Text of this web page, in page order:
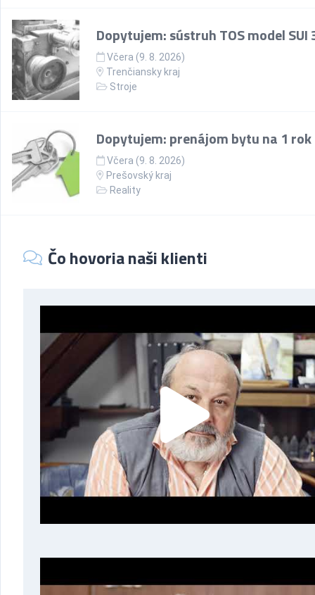
Dopytujem: sústruh TOS model SUI
Včera (9. 8. 2026)
Trenčiansky kraj
Stroje
Dopytujem: prenájom bytu na 1 rok
Včera (9. 8. 2026)
Prešovský kraj
Reality
Čo hovoria naši klienti